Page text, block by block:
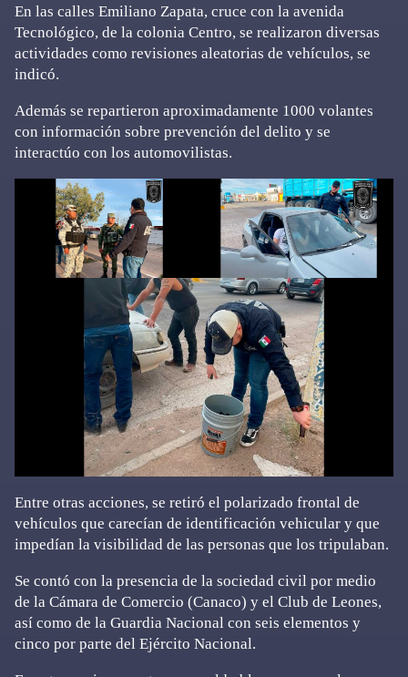
En las calles Emiliano Zapata, cruce con la avenida
Tecnológico, de la colonia Centro, se realizaron diversas
actividades como revisiones aleatorias de vehículos, se
indicó.
Además se repartieron aproximadamente 1000 volantes
con información sobre prevención del delito y se
interactúo con los automovilistas.
Entre otras acciones, se retiró el polarizado frontal de
vehículos que carecían de identificación vehicular y que
impedían la visibilidad de las personas que los tripulaban.
Se contó con la presencia de la sociedad civil por medio
de la Cámara de Comercio (Canaco) y el Club de Leones,
así como de la Guardia Nacional con seis elementos y
cinco por parte del Ejército Nacional.